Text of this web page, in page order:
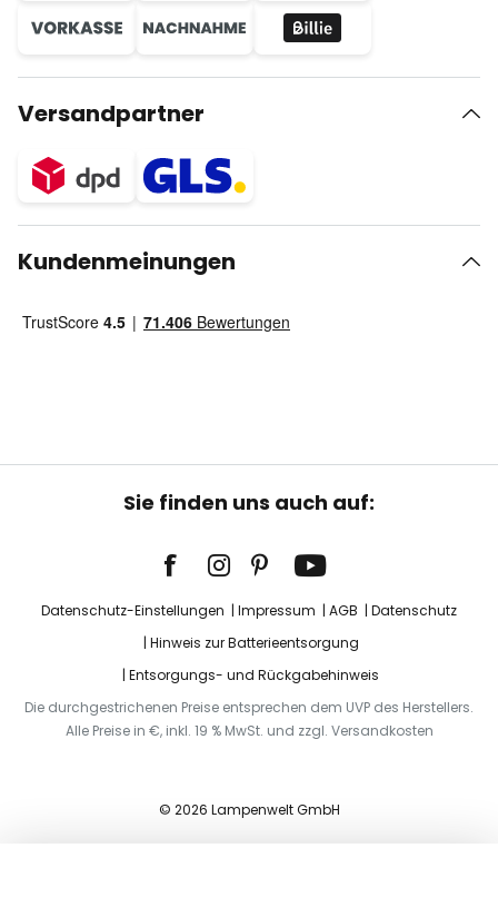
Versandpartner
Kundenmeinungen
Sie finden uns auch auf:
Datenschutz-Einstellungen Impressum AGB
Datenschutz
Hinweis zur Batterieentsorgung
Entsorgungs- und Rückgabehinweis
Die durchgestrichenen Preise entsprechen dem UVP des Herstellers.
Alle Preise in €, inkl. 19 % MwSt. und zzgl. Versandkosten
© 2026 Lampenwelt GmbH